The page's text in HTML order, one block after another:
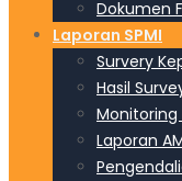
Dokumen
Laporan SPMI
Survery
Hasil
Monitoring
Laporan